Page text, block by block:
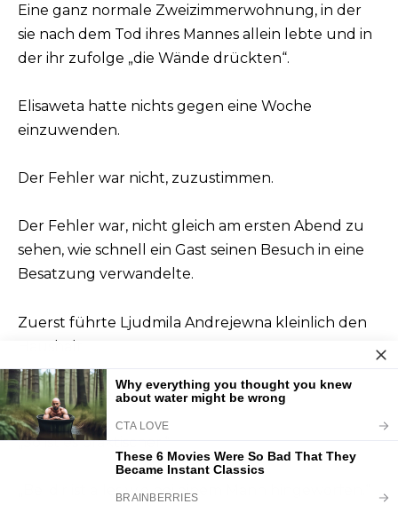
Eine ganz normale Zweizimmerwohnung, in der
sie nach dem Tod ihres Mannes allein lebte und in
der ihr zufolge „die Wände drückten“.
Elisaweta hatte nichts gegen eine Woche
einzuwenden.
Der Fehler war nicht, zuzustimmen.
Der Fehler war, nicht gleich am ersten Abend zu
sehen, wie schnell ein Gast seinen Besuch in eine
Besatzung verwandelte.
Zuerst führte Ljudmila Andrejewna kleinlich den
Haushalt.
Sie stellte die Töpfe in der Küche um.
„So ist es praktischer.“
„Bei dir ist alles wie bei einem Mann hingeworfen.“